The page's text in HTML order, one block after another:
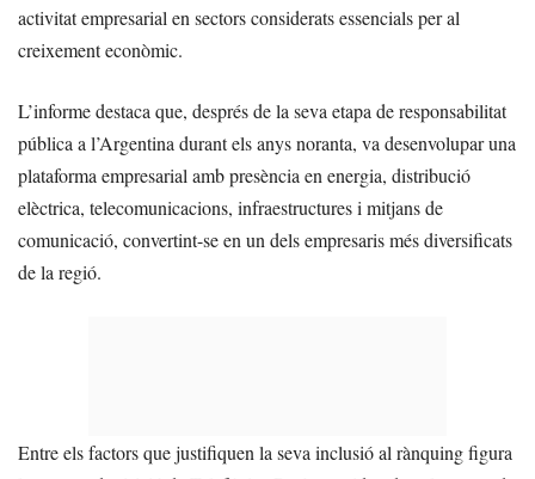
activitat empresarial en sectors considerats essencials per al
creixement econòmic.
L’informe destaca que, després de la seva etapa de responsabilitat
pública a l’Argentina durant els anys noranta, va desenvolupar una
plataforma empresarial amb presència en energia, distribució
elèctrica, telecomunicacions, infraestructures i mitjans de
comunicació, convertint-se en un dels empresaris més diversificats
de la regió.
Entre els factors que justifiquen la seva inclusió al rànquing figura